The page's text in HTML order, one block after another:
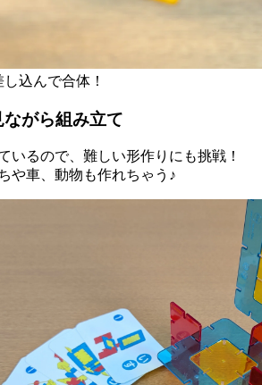
込んで合体！
がら組み立て
いるので、難しい形作りにも挑戦！
や車、動物も作れちゃう♪